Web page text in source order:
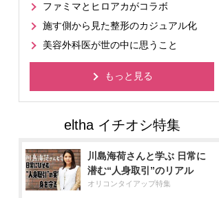
ファミマとヒロアカがコラボ
施す側から見た整形のカジュアル化
美容外科医が世の中に思うこと
もっと見る
川島海荷さんと学ぶ 日常に
潜む“人身取引”のリアル
オリコンタイアップ特集